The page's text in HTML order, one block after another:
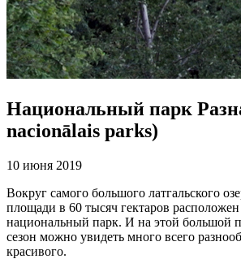
Национальный парк
nacionālais parks)
10 июня 2019
Вокруг самого большого латгальского
площади в 60 тысяч гектаров
национальный парк. И на этой большой
сезон можно увидеть много всего
красивого.